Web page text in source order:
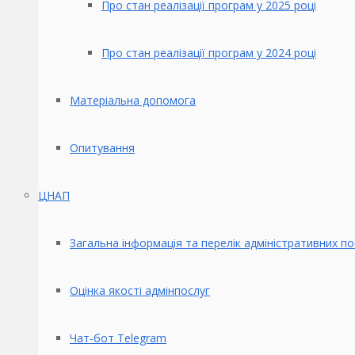
Про стан реалізації програм у 2025 році
Про стан реалізації програм у 2024 році
Матеріальна допомога
Опитування
ЦНАП
Загальна інформація та перелік адміністративних
Оцінка якості адмінпослуг
Чат-бот Telegram